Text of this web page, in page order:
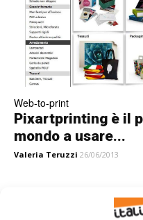
Web-to-print
Pixartprinting è il
mondo a usare...
Valeria Teruzzi 26/06/2013